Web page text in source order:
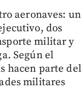
aeronaves: un
dos
militar y
Según el
hacen parte del
militares